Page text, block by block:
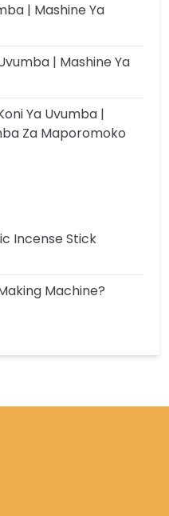
| Mashine Ya
| Mashine Ya
Ya Uvumba |
Za Maporomoko
Incense Stick
Machine?